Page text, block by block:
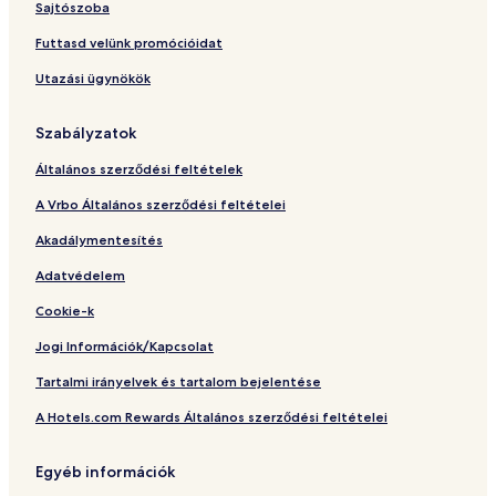
g
r
n
Sajtószoba
Futtasd velünk promócióidat
Utazási ügynökök
Szabályzatok
Általános szerződési feltételek
A Vrbo Általános szerződési feltételei
Akadálymentesítés
Adatvédelem
Cookie-k
Jogi Információk/Kapcsolat
Tartalmi irányelvek és tartalom bejelentése
A Hotels.com Rewards Általános szerződési feltételei
Egyéb információk